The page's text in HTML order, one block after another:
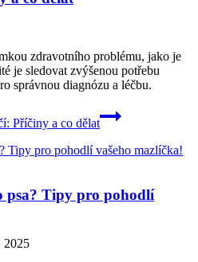
zdravotního problému, jako je
je sledovat zvýšenou potřebu
správnou diagnózu a léčbu.
Příčiny a co dělat
psa? Tipy pro pohodlí
2025